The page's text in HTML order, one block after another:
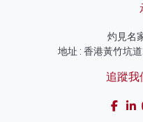
灼見名
地址 : 香港黃竹坑
追蹤我